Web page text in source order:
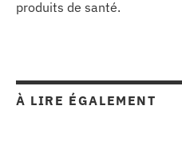
produits de santé.
À LIRE ÉGALEMENT